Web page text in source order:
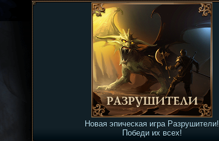
Новая эпическая игра Разрушители!
Победи их всех!